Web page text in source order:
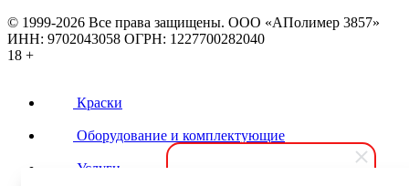
© 1999-2026 Все права защищены. ООО «АПолимер 3857»
ИНН: 9702043058 ОГРН: 1227700282040
18 +
Краски
Оборудование и комплектующие
Услуги